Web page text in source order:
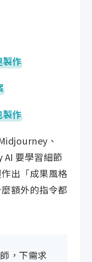
製作
製作
、
要學習細節
出「成果風格
額外的指令都
，下需求